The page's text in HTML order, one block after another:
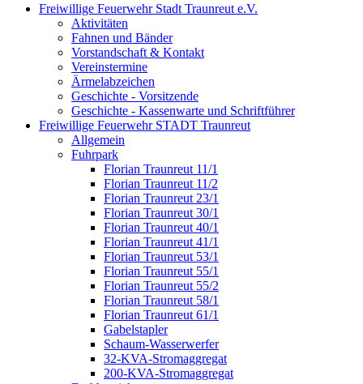
Freiwillige Feuerwehr Stadt Traunreut e.V.
Aktivitäten
Fahnen und Bänder
Vorstandschaft & Kontakt
Vereinstermine
Ärmelabzeichen
Geschichte - Vorsitzende
Geschichte - Kassenwarte und Schriftführer
Freiwillige Feuerwehr STADT Traunreut
Allgemein
Fuhrpark
Florian Traunreut 11/1
Florian Traunreut 11/2
Florian Traunreut 23/1
Florian Traunreut 30/1
Florian Traunreut 40/1
Florian Traunreut 41/1
Florian Traunreut 53/1
Florian Traunreut 55/1
Florian Traunreut 55/2
Florian Traunreut 58/1
Florian Traunreut 61/1
Gabelstapler
Schaum-Wasserwerfer
32-KVA-Stromaggregat
200-KVA-Stromaggregat